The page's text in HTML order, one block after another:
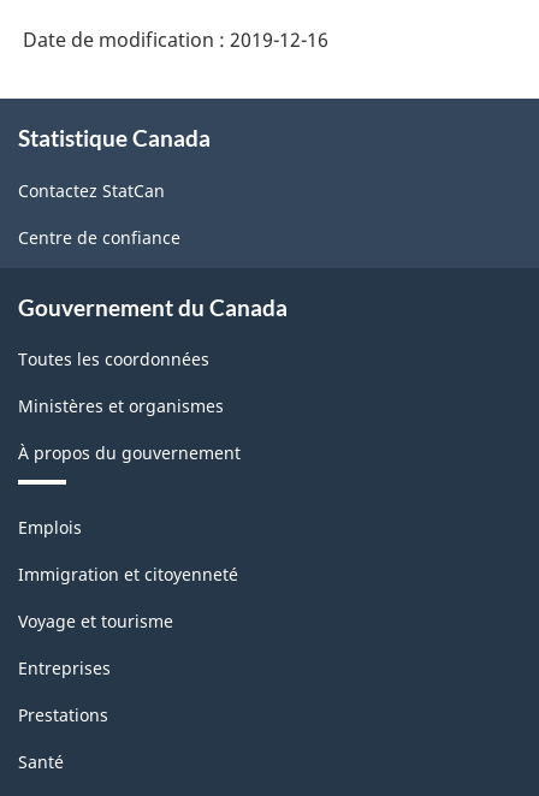
2012)
-
HTML
Date de modification : 2019-12-16
propos
ce
site
Statistique Canada
Contactez StatCan
Centre de confiance
Gouvernement du Canada
Toutes les coordonnées
Ministères et organismes
À propos du gouvernement
Thèmes
sujets
Emplois
Immigration et citoyenneté
Voyage et tourisme
Entreprises
Prestations
Santé